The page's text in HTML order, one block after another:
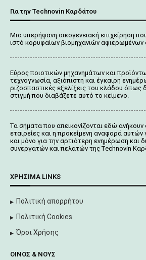
Για την Technovin Καρδάτου
Μια υπερήφανη οικογενειακή επιχείρηση
ιστό κορυφαίων βιομηχανιών αφιερωμένων
Εύρος ποιοτικών μηχανημάτων και
τεχνογνωσία, αξιόπιστη και έγκαιρη
ριζοσπαστικές εξελίξεις του κλάδου όπως
στιγμή που διαβάζετε αυτό το κείμενο.
Tα σήματα που απεικονίζονται εδώ ανήκουν
εταιρείες και η προκείμενη αναφορά αυτών
και μόνο για την αρτιότερη ενημέρωση και
συνεργατών και πελατών της Τechnovin
ΧΡΉΣΙΜΑ LINKS
Πολιτική απορρήτου
Πολιτική Cookies
Όροι Χρήσης
ΟΊΝΟΣ & ΝΟΥΣ